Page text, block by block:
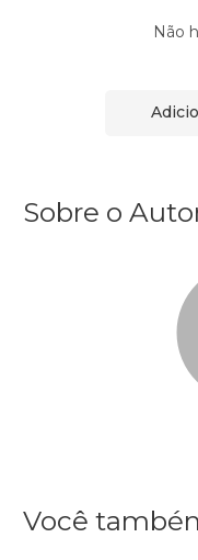
Não
Sobre o
Você